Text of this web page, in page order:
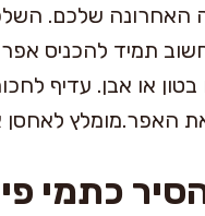
האחרונה שלכם.
תמיד להכניס
את האפר.מומלץ
כתמי